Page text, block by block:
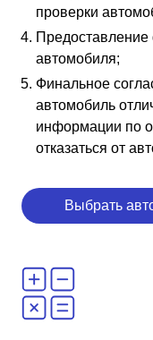
проверки
Предоставление
автомобиля;
Финальное
автомобиль
информации по
отказаться от
Выбрать